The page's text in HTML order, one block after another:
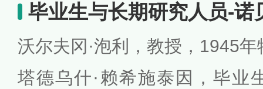
毕业生与长期研究人员-诺
沃尔夫冈·泡利，教授，1945
塔德乌什·赖希施泰因，毕业